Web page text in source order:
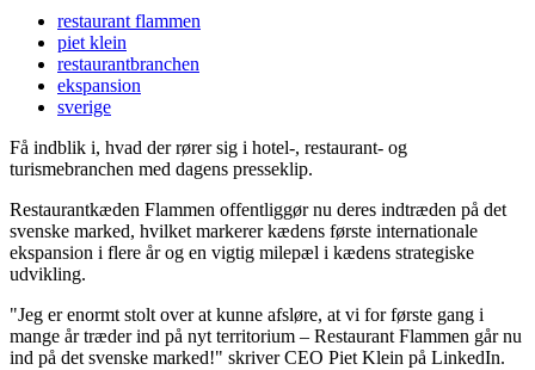
restaurant flammen
piet klein
restaurantbranchen
ekspansion
sverige
Få indblik i, hvad der rører sig i hotel-, restaurant- og
turismebranchen med dagens presseklip.
Restaurantkæden Flammen offentliggør nu deres indtræden på det
svenske marked, hvilket markerer kædens første internationale
ekspansion i flere år og en vigtig milepæl i kædens strategiske
udvikling.
"Jeg er enormt stolt over at kunne afsløre, at vi for første gang i
mange år træder ind på nyt territorium – Restaurant Flammen går nu
ind på det svenske marked!" skriver CEO Piet Klein på LinkedIn.